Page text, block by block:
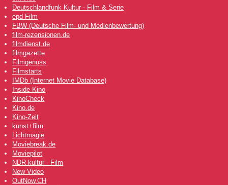
Deutschlandfunk Kultur - Film & Serie
epd Film
FBW (Deutsche Film- und Medienbewertung)
film-rezensionen.de
filmdienst.de
filmgazette
Filmgenuss
Filmstarts
IMDb (Internet Movie Database)
Inside Kino
KinoCheck
Kino.de
Kino-Zeit
kunst+film
Lichtmagie
Moviebreak.de
Moviepilot
NDR kultur - Film
New Video
OutNow.CH